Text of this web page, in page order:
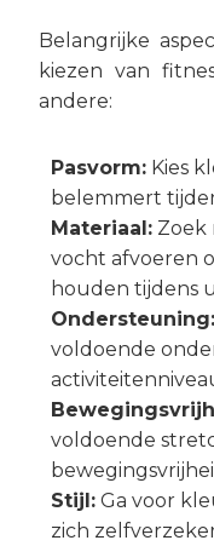
Belangrijke
kiezen van
andere:
Pasvorm: Kies
belemmert
Materiaal: Zoek
vocht afvoeren
houden tijdens
Ondersteuning:
voldoende
voldoende
Stijl: Ga voor
zich